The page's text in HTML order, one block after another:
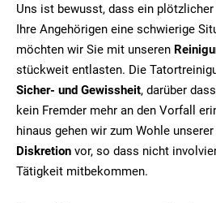
Uns ist bewusst, dass ein
Ihre Angehörigen eine schwierige
möchten wir Sie mit unseren
stückweit entlasten. Die
Sicher- und Gewissheit, darüber
kein Fremder mehr an den Vorfall
hinaus gehen wir zum Wohle
Diskretion vor, so dass nicht
Tätigkeit mitbekommen.